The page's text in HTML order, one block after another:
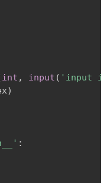
int , input ( 'input
)
: